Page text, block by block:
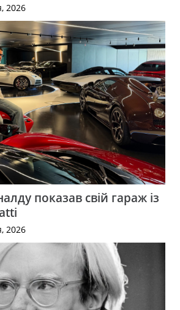
2026
показав свій гараж із
2026